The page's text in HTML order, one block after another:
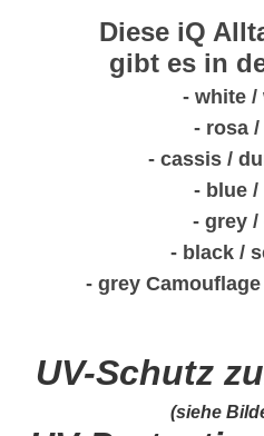
Diese iQ
gibt es in
- white /
- rosa
- cassis /
- blue /
- grey /
- black /
- grey
UV-Schutz
(siehe